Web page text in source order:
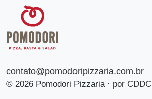
contato@pomodoripizzaria.com.br
© 2026 Pomodori Pizzaria · por CDDC